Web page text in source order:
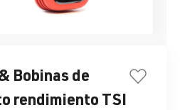
Bobinas de
rendimiento TSI